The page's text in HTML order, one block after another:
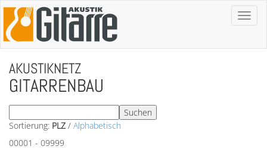
Toggle
AKUSTIKNETZ
GITARRENBAU
Sortierung: PLZ / Alphabetisch
00001 - 09999